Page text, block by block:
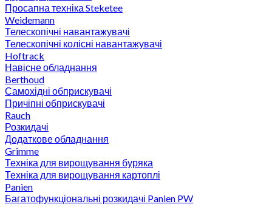
Просапна техніка Steketee
Weidemann
Телескопічні навантажувачі
Телескопічні колісні навантажувачі
Hoftrack
Навісне обладнання
Berthoud
Самохідні обприскувачі
Причіпні обприскувачі
Rauch
Розкидачі
Додаткове обладнання
Grimme
Техніка для вирощування буряка
Техніка для вирощування картоплі
Panien
Багатофункціональні розкидачі Panien PW